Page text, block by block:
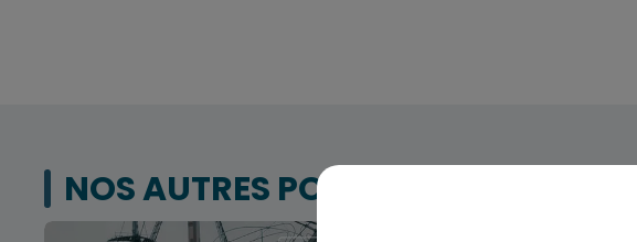
NOS AUTRES PODCASTS